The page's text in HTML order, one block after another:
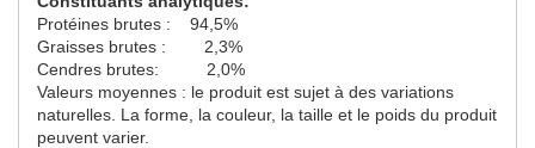
Protéines brutes : 94,5%
Graisses brutes : 2,3%
Cendres brutes: 2,0%
Valeurs moyennes : le produit est sujet à des variations
naturelles. La forme, la couleur, la taille et le poids du produit
peuvent varier.